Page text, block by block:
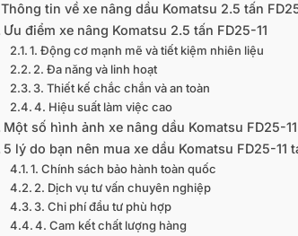
Thông tin về xe nâng dầu Komatsu 2.5 tấn
Ưu điểm xe nâng Komatsu 2.5 tấn FD25-11
1. Động cơ mạnh mẽ và tiết kiệm nhiên liệu
2. Đa năng và linh hoạt
3. Thiết kế chắc chắn và an toàn
4. Hiệu suất làm việc cao
Một số hình ảnh xe nâng dầu Komatsu FD25-11
5 lý do bạn nên mua xe dầu Komatsu FD25-11
1. Chính sách bảo hành toàn quốc
2. Dịch vụ tư vấn chuyên nghiệp
3. Chi phí đầu tư phù hợp
4. Cam kết chất lượng hàng